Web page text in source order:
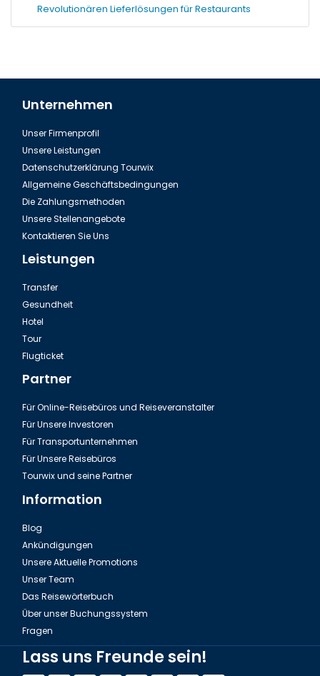
Revolutionären Lieferlösungen für Restaurants
Unternehmen
Unser Firmenprofil
Unsere Leistungen
Datenschutzerklärung Tourwix
Allgemeine Geschäftsbedingungen
Die Zahlungsmethoden
Unsere Stellenangebote
Kontaktieren Sie Uns
Leistungen
Transfer
Gesundheit
Hotel
Tour
Flugticket
Partner
Für Online-Reisebüros und Reiseveranstalter
Für Unsere Investoren
Für Transportunternehmen
Für Unsere Reisebüros
Tourwix und seine Partner
Information
Blog
Ankündigungen
Unsere Aktuelle Promotions
Unser Team
Das Reisewörterbuch
Über unser Buchungssystem
Fragen
Lass uns Freunde sein!